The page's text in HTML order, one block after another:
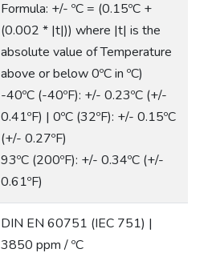
Formula: +/- ºC = (0.15ºC +
(0.002 * |t|)) where |t| is the
absolute value of Temperature
above or below 0ºC in ºC)
-40ºC (-40ºF): +/- 0.23ºC (+/-
0.41ºF) | 0ºC (32ºF): +/- 0.15ºC
(+/- 0.27ºF)
93ºC (200ºF): +/- 0.34ºC (+/-
0.61ºF)
DIN EN 60751 (IEC 751) |
3850 ppm / ºC